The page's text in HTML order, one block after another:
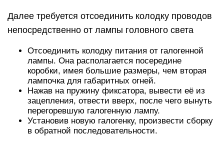
Далее требуется отсоединить колодку проводов
непосредственно от лампы головного света
Отсоединить колодку питания от галогенной
лампы. Она располагается посередине
коробки, имея большие размеры, чем вторая
лампочка для габаритных огней.
Нажав на пружину фиксатора, вывести её из
зацепления, отвести вверх, после чего вынуть
перегоревшую галогенную лампу.
Установив новую галогенку, произвести сборку
в обратной последовательности.